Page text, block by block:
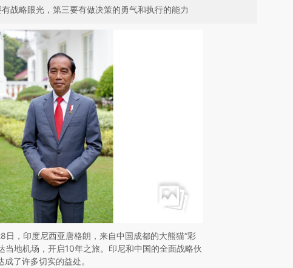
战略眼光，第三要有做决策的勇气和执行的能力
日，印度尼西亚唐格朗，来自中国成都的大熊猫“彩
当地机场，开启10年之旅。印尼和中国的全面战略伙
了许多切实的益处。